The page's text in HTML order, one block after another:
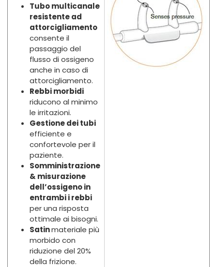
Tubo multicanale
resistente ad
attorcigliamento
consente il
passaggio del
flusso di ossigeno
anche in caso di
attorcigliamento.
Rebbi morbidi
riducono al minimo
le irritazioni.
Gestione dei tubi
efficiente e
confortevole per il
paziente.
Somministrazione
& misurazione
dell’ossigeno in
entrambi i rebbi
per una risposta
ottimale ai bisogni.
Satinmateriale più
morbido con
riduzione del 20%
della frizione.